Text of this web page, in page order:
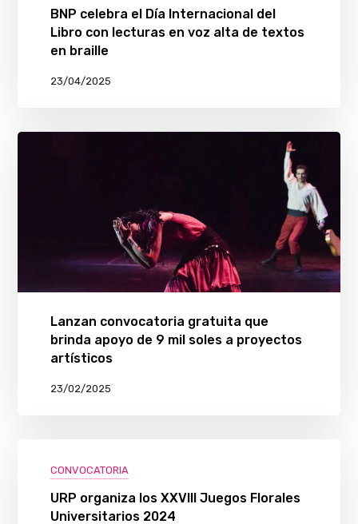
BNP celebra el Día Internacional del
Libro con lecturas en voz alta de textos
en braille
23/04/2025
Lanzan convocatoria gratuita que
brinda apoyo de 9 mil soles a proyectos
artísticos
23/02/2025
CONVOCATORIA
URP organiza los XXVIII Juegos Florales
Universitarios 2024